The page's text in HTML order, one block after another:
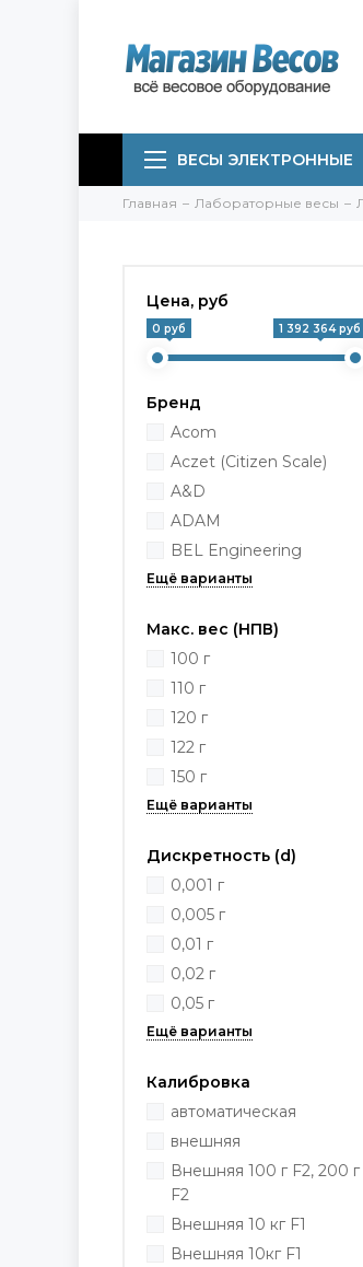
ВЕСЫ ЭЛЕКТРОННЫЕ
Главная Лабораторные весы
Цена, руб
0 руб 1 392 364 руб
Бренд
Acom
Aczet (Citizen Scale)
A&D
ADAM
BEL Engineering
Макс. вес (НПВ)
100 г
110 г
120 г
122 г
150 г
Дискретность (d)
0,001 г
0,005 г
0,01 г
0,02 г
0,05 г
Калибровка
автоматическая
внешняя
Внешняя 100 г F2, 200 г
F2
Внешняя 10 кг F1
Внешняя 10кг F1